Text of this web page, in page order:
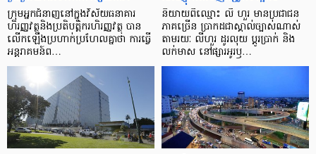
ក្រុម​អ្នក​ជំនាញ​នៅ​ក្នុង​វិស័យ​ធនាគារ
ហិរញ្ញវត្ថុ​និង​ប្រតិបត្តិករ​ហិរញ្ញ​វត្ថុ បាន​​
លើក​ឡើង​ប្រហាក់​ប្រហែល​គ្នា​ថា ការ​ធ្វើ​
អន្តរាគមន៍​ព…
និយាយ​ពី​ឈ្មោះ លី ហួរ មាន​ប្រជាជន​
ភាគ​ច្រើន ប្រាកដ​ជា​ស្គាល់​ច្បាស់​ណាស់
តាមរយៈ លីហួរ ដូរ​លុយ ប្តូរ​បា្រក់ និង​
លក់​មាស នៅ​ផ្សារ​អូរ​ឫ…